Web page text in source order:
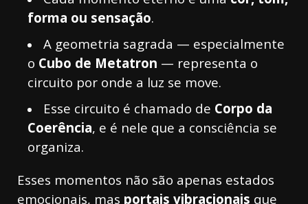
forma ou sensação.
A geometria sagrada — especialmente
o Cubo de Metatron — representa o
circuito por onde a luz se move.
Esse circuito é chamado de Corpo da
Coerência, e é nele que a consciência se
organiza.
Esses momentos não são apenas estados
emocionais, mas portais vibracionais que